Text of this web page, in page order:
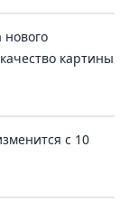
нового
картины
с 10